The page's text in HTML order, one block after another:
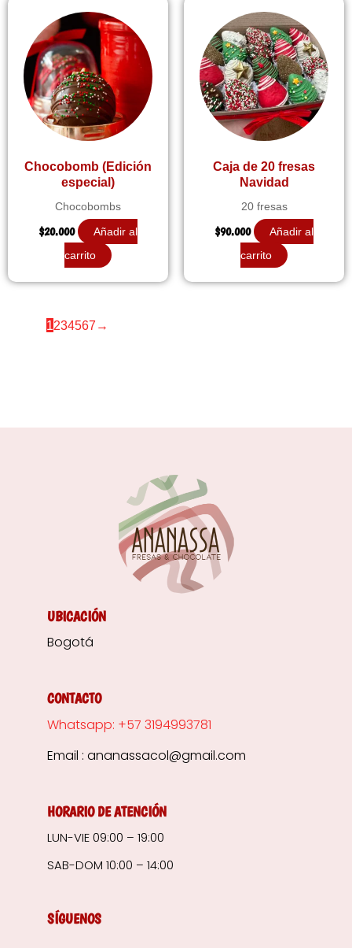
Chocobomb (Edición
especial)
Chocobombs
$20.000
Añadir al
carrito
Caja de 20 fresas
Navidad
20 fresas
$90.000
Añadir al
carrito
1234567 →
UBICACIÓN
Bogotá
CONTACTO
Whatsapp: +57 3194993781
Email : ananassacol@gmail.com
HORARIO DE ATENCIÓN
LUN-VIE 09:00 – 19:00
SAB-DOM 10:00 – 14:00
SÍGUENOS